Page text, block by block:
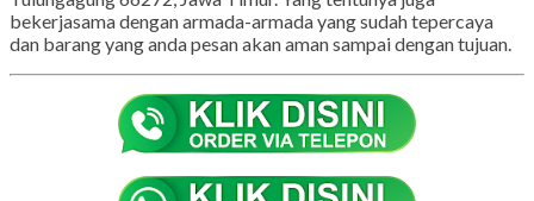
bekerjasama dengan armada-armada yang sudah tepercaya
dan barang yang anda pesan akan aman sampai dengan tujuan.